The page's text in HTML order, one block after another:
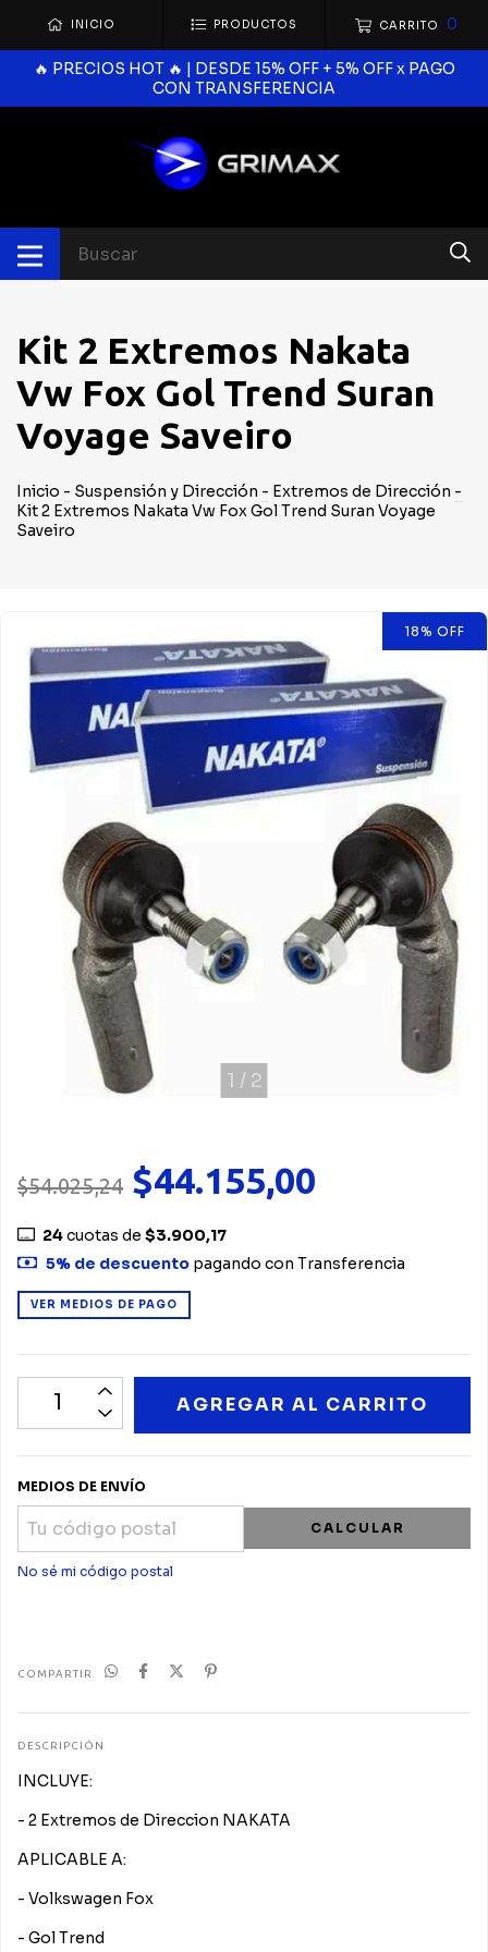
INICIO PRODUCTOS CARRITO 0
🔥 PRECIOS HOT 🔥 | DESDE 15% OFF + 5% OFF x PAGO
CON TRANSFERENCIA
Kit 2 Extremos Nakata
Vw Fox Gol Trend Suran
Voyage Saveiro
Inicio - Suspensión y Dirección - Extremos de Dirección -
Kit 2 Extremos Nakata Vw Fox Gol Trend Suran Voyage
Saveiro
18% OFF
1 / 2
$54.025,24 $44.155,00
24cuotas de $3.900,17
5% de descuentopagando con Transferencia
VER MEDIOS DE PAGO
MEDIOS DE ENVÍO
CALCULAR
No sé mi código postal
COMPARTIR
DESCRIPCIÓN
INCLUYE:
- 2 Extremos de Direccion NAKATA
APLICABLE A:
- Volkswagen Fox
- Gol Trend